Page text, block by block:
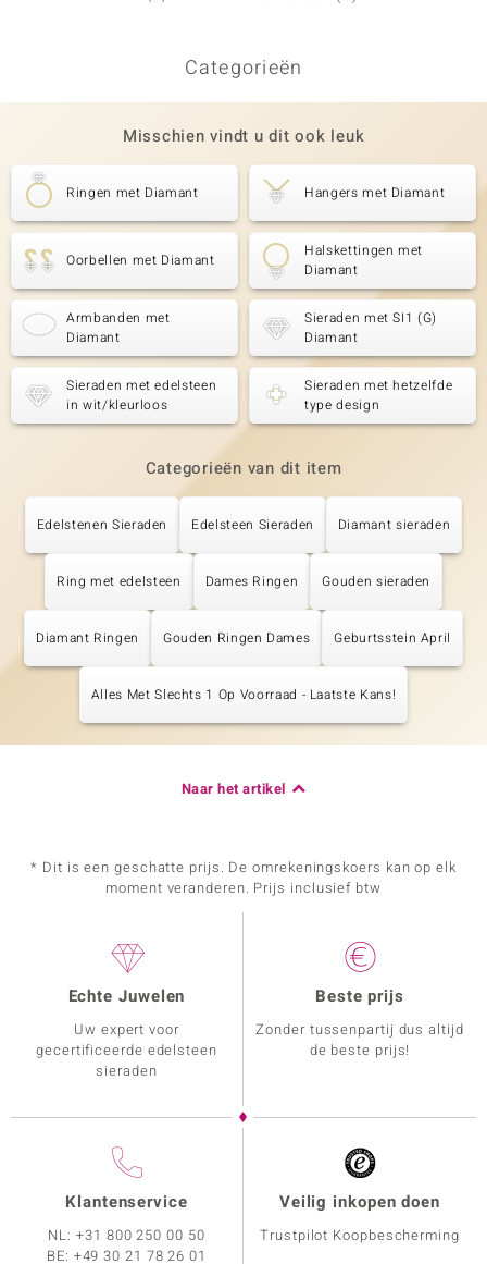
Categorieën
Misschien vindt u dit ook leuk
Ringen met Diamant Hangers met Diamant
Oorbellen met Diamant
Halskettingen met
Diamant
Armbanden met
Diamant
Sieraden met SI1 (G)
Diamant
Sieraden met edelsteen
in wit/kleurloos
Sieraden met hetzelfde
type design
Categorieën van dit item
Edelstenen Sieraden Edelsteen Sieraden Diamant sieraden
Ring met edelsteen Dames Ringen Gouden sieraden
Diamant Ringen Gouden Ringen Dames Geburtsstein April
Alles Met Slechts 1 Op Voorraad - Laatste Kans!
Naar het artikel
* Dit is een geschatte prijs. De omrekeningskoers kan op elk
moment veranderen. Prijs inclusief btw
Echte Juwelen
Uw expert voor
gecertificeerde edelsteen
sieraden
Beste prijs
Zonder tussenpartij dus altijd
de beste prijs!
Klantenservice
NL:+31 800 250 00 50
BE: +49 30 21 78 26 01
Veilig inkopen doen
Trustpilot Koopbescherming